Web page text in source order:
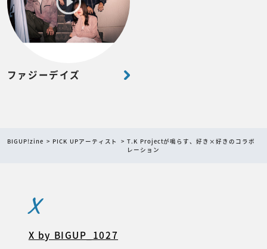
ファジーデイズ
BIGUP!zine PICK UPアーティスト
T.K Projectが鳴らす、好き×好きのコラボ
レーション
X
X by BIGUP_1027